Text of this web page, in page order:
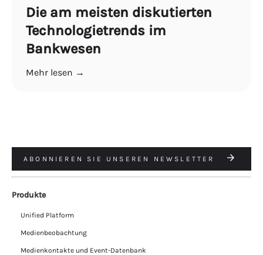
Die am meisten diskutierten
Technologietrends im
Bankwesen
Mehr lesen →
ABONNIEREN SIE UNSEREN NEWSLETTER
Produkte
Unified Platform
Medienbeobachtung
Medienkontakte und Event-Datenbank